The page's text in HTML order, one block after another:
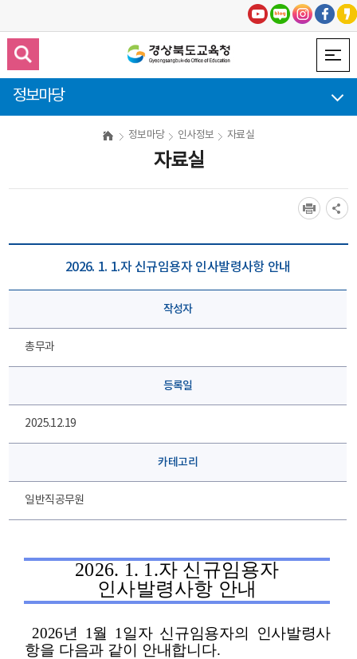
정보마당
정보마당 인사정보 자료실
자료실
2026. 1. 1.자 신규임용자 인사발령사항 안내
작성자
총무과
등록일
2025.12.19
카테고리
일반직공무원
2026. 1. 1.자 신규임용자
인사발령사항 안내
2026년 1월 1 일자 신규임용자의 인사발령사
항을 다음과 같이 안내합니다.